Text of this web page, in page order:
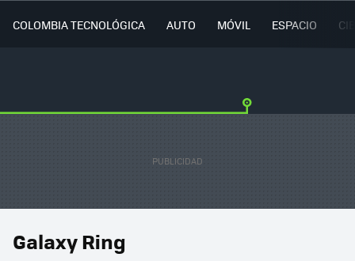
COLOMBIA TECNOLÓGICA AUTO MÓVIL ESPACIO
Galaxy Ring